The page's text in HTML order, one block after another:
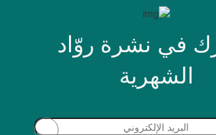
في نشرة روّاد
الشهرية